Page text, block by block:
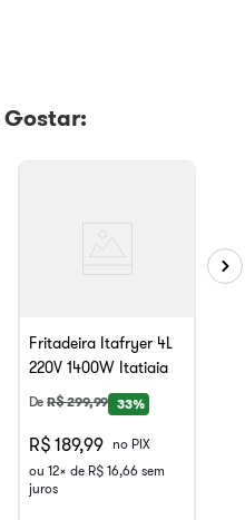
Gostar:
Fritadeira Itafryer 4L
220V 1400W Itatiaia
DeR$299,99 33%
R$ 189,99
no PIX
ou 12x de R$ 16,66 sem
juros